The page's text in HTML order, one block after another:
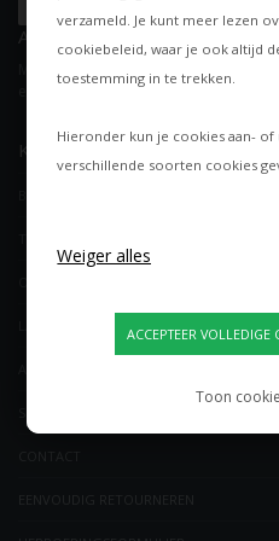
verzameld. Je kunt meer lezen
cookiebeleid, waar je ook altijd
toestemming in te trekken.
Hieronder kun je cookies aan- of
verschillende soorten cookies
Toon
AANMELDEN NIEUWSBRIEF
Meld je aan voor onze nieuwsbrief
en nieuws. Je kunt je op elk moment
KLANTENSERVICE